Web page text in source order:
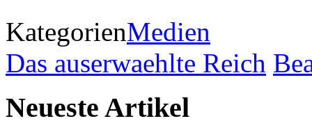
KategorienMedien
Das auserwaehlte Reich
Neueste Artikel